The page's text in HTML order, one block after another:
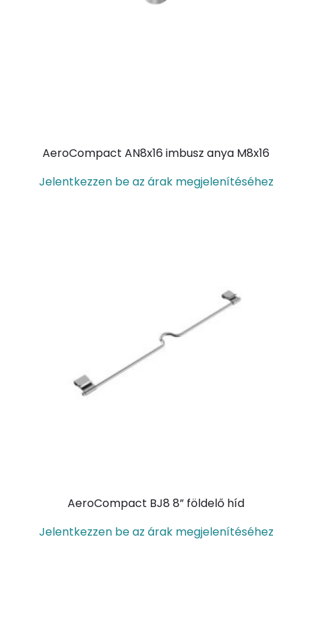
AeroCompact AN8x16 imbusz anya M8x16
Jelentkezzen be az árak megjelenítéséhez
AeroCompact BJ8 8” földelő híd
Jelentkezzen be az árak megjelenítéséhez